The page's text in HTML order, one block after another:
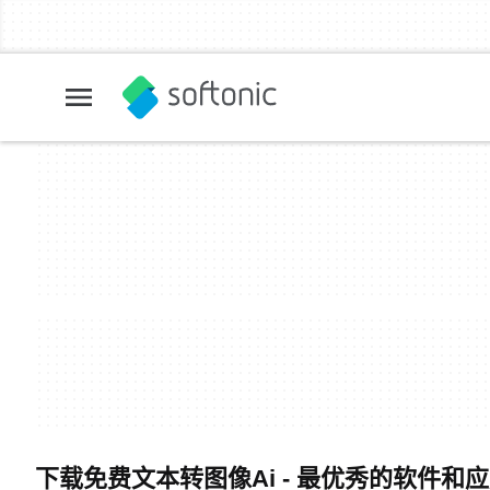
下载免费文本转图像Ai - 最优秀的软件和